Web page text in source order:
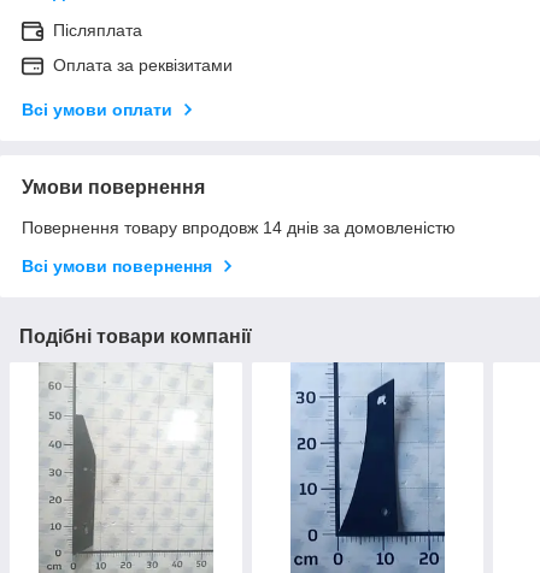
Післяплата
Оплата за реквізитами
Всі умови оплати
Умови повернення
Повернення товару впродовж 14 днів за домовленістю
Всі умови повернення
Подібні товари компанії